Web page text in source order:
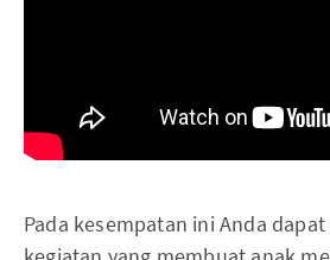
Pada kesempatan ini Anda